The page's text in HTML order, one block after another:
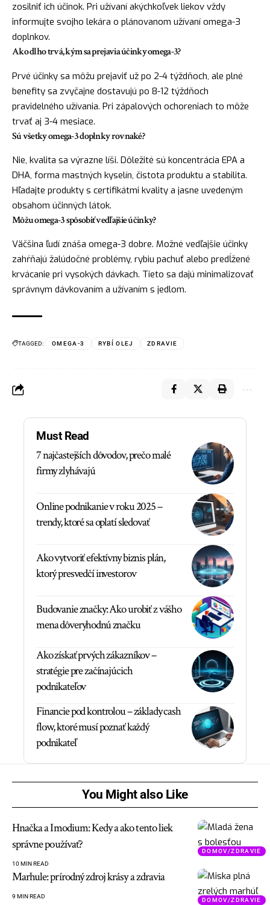
zosilniť ich účinok. Pri užívaní akýchkoľvek liekov vždy
informujte svojho lekára o plánovanom užívaní omega-3
doplnkov.
Ako dlho trvá, kým sa prejavia účinky omega-3?
Prvé účinky sa môžu prejaviť už po 2-4 týždňoch, ale plné
benefity sa zvyčajne dostavujú po 8-12 týždňoch
pravidelného užívania. Pri zápalových ochoreniach to môže
trvať aj 3-4 mesiace.
Sú všetky omega-3 doplnky rovnaké?
Nie, kvalita sa výrazne líši. Dôležité sú koncentrácia EPA a
DHA, forma mastných kyselín, čistota produktu a stabilita.
Hľadajte produkty s certifikátmi kvality a jasne uvedeným
obsahom účinných látok.
Môžu omega-3 spôsobiť vedľajšie účinky?
Väčšina ľudí znáša omega-3 dobre. Možné vedľajšie účinky
zahŕňajú žalúdočné problémy, rybiu pachuť alebo predĺžené
krvácanie pri vysokých dávkach. Tieto sa dajú minimalizovať
správnym dávkovaním a užívaním s jedlom.
TAGGED: OMEGA-3 RYBÍ OLEJ ZDRAVIE
Must Read
7 najčastejších dôvodov, prečo malé
firmy zlyhávajú
Online podnikanie v roku 2025 –
trendy, ktoré sa oplatí sledovať
Ako vytvoriť efektívny biznis plán,
ktorý presvedčí investorov
Budovanie značky: Ako urobiť z vášho
mena dôveryhodnú značku
Ako získať prvých zákazníkov –
stratégie pre začínajúcich
podnikateľov
Financie pod kontrolou – základy cash
flow, ktoré musí poznať každý
podnikateľ
You Might also Like
DOMOV/ZDRAVIE
Hnačka a Imodium: Kedy a ako tento liek
správne používať?
10 MIN READ
DOMOV/ZDRAVIE
Marhule: prírodný zdroj krásy a zdravia
9 MIN READ